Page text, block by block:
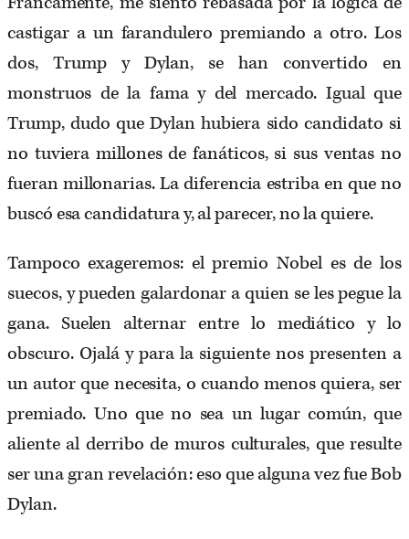
castigar a un farandulero premiando a otro. Los
dos, Trump y Dylan, se han convertido en
monstruos de la fama y del mercado. Igual que
Trump, dudo que Dylan hubiera sido candidato si
no tuviera millones de fanáticos, si sus ventas no
fueran millonarias. La diferencia estriba en que no
buscó esa candidatura y, al parecer, no la quiere.
Tampoco exageremos: el premio Nobel es de los
suecos, y pueden galardonar a quien se les pegue la
gana. Suelen alternar entre lo mediático y lo
obscuro. Ojalá y para la siguiente nos presenten a
un autor que necesita, o cuando menos quiera, ser
premiado. Uno que no sea un lugar común, que
aliente al derribo de muros culturales, que resulte
ser una gran revelación: eso que alguna vez fue Bob
Dylan.